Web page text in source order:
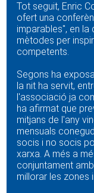
Tot seguit, Enric
ofert una
imparables", en
mètodes per
competents.
Segons ha
la nit ha servit,
l'associació ja
ha afirmat que
mitjans de l'any
mensuals
socis i no socis
xarxa. A més a
conjuntament
millorar les zones